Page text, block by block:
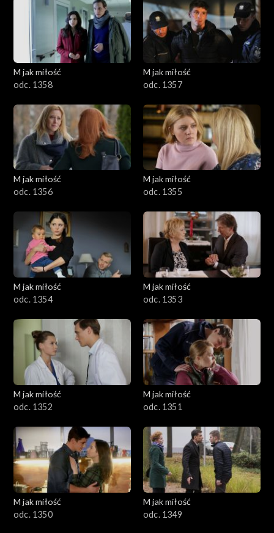
M jak miłość
odc. 1358
M jak miłość
odc. 1357
M jak miłość
odc. 1356
M jak miłość
odc. 1355
M jak miłość
odc. 1354
M jak miłość
odc. 1353
M jak miłość
odc. 1352
M jak miłość
odc. 1351
M jak miłość
odc. 1350
M jak miłość
odc. 1349